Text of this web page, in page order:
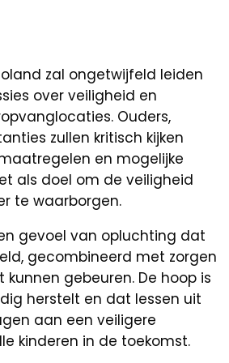
zal ongetwijfeld leiden
over veiligheid en
Ouders,
zullen kritisch kijken
en mogelijke
als doel om de veiligheid
te waarborgen.
gevoel van opluchting dat
gecombineerd met zorgen
gebeuren. De hoop is
herstelt en dat lessen uit
aan een veiligere
kinderen in de toekomst.